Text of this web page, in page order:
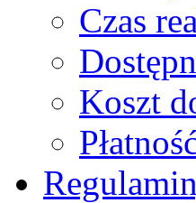
Czas
Koszt